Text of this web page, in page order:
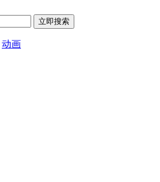
立即搜索
动画